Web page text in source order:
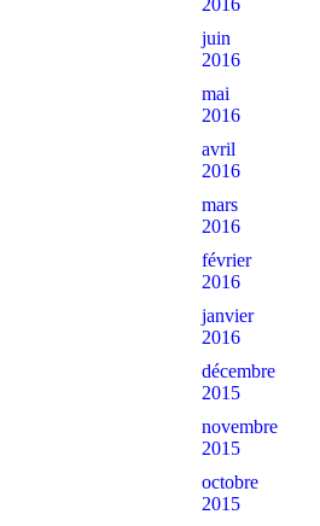
2016
juin
2016
mai
2016
avril
2016
mars
2016
février
2016
janvier
2016
décembre
2015
novembre
2015
octobre
2015